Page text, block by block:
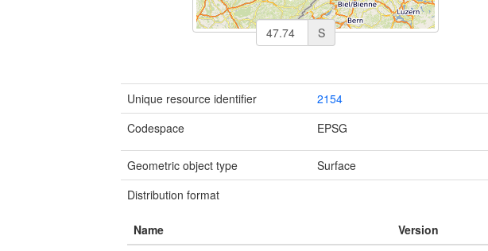
S
Unique resource identifier
2154
Codespace
EPSG
Geometric object type
Surface
Distribution format
Name
Version